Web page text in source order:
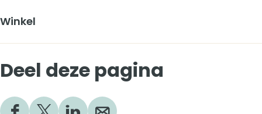
Winkel
Deel deze pagina